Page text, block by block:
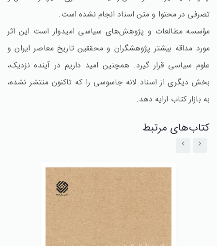
تصرفی در محتوا و متن اسناد انجام نشده است‌.
مؤسسه مطالعات و پژوهش‌های سیاسی امیدوار است این اثر
مورد مداقه بیشتر پژوهشگران و محققین تاریخ معاصر ایران و
علوم سیاسی قرار گیرد. همچنین امید داریم در آینده نزدیک‌،
بخش دیگری از اسناد لانه جاسوسی را که تاکنون منتشر نشده‌،
به بازار کتاب ارایه دهد.
کتاب‌های مرتبط